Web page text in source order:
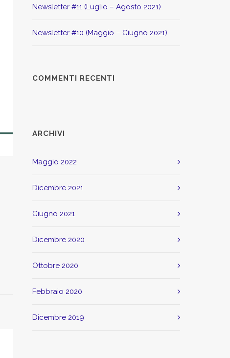
Newsletter #11 (Luglio – Agosto 2021)
Newsletter #10 (Maggio – Giugno 2021)
COMMENTI RECENTI
ARCHIVI
maggio 2022
dicembre 2021
giugno 2021
dicembre 2020
ottobre 2020
febbraio 2020
dicembre 2019